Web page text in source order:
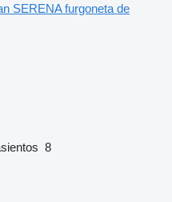
SERENA furgoneta de
8